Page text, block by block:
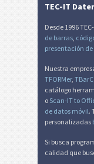
TEC-IT
Desde 1996
de barras
presentación
Nuestra
TFORMer,
catálogo
o Scan-IT to
de datos móvil.
personalizadas
Si busca
calidad que